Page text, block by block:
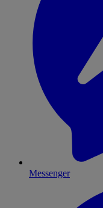
Messenger